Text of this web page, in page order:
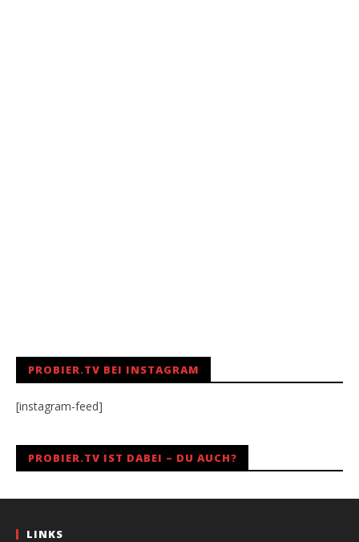
PROBIER.TV BEI INSTAGRAM
[instagram-feed]
PROBIER.TV IST DABEI – DU AUCH?
LINKS